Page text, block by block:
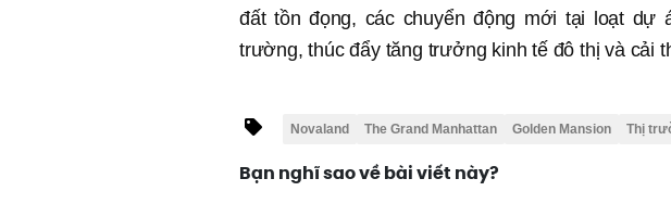
đất tồn đọng, các chuyển động mới tại loạt
trường, thúc đẩy tăng trưởng kinh tế đô thị và cải
Novaland The Grand Manhattan Golden Mansion Thị
Bạn nghĩ sao về bài viết này?